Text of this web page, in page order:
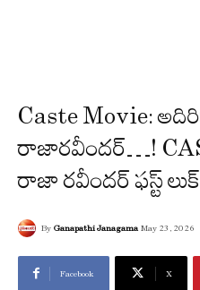
Caste Movie:
రాజార‌వీంద‌ర్…!
రాజా రవీందర్‌ ఫస్ట్
By Ganapathi Janagama May 23, 2026
Facebook X